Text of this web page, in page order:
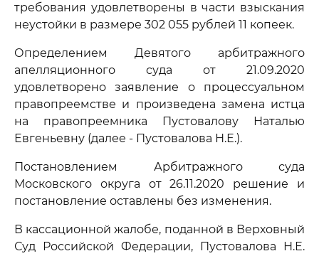
требования удовлетворены в части взыскания
неустойки в размере 302 055 рублей 11 копеек.
Определением Девятого арбитражного
апелляционного суда от 21.09.2020
удовлетворено заявление о процессуальном
правопреемстве и произведена замена истца
на правопреемника Пустовалову Наталью
Евгеньевну (далее - Пустовалова Н.Е.).
Постановлением Арбитражного суда
Московского округа от 26.11.2020 решение и
постановление оставлены без изменения.
В кассационной жалобе, поданной в Верховный
Суд Российской Федерации, Пустовалова Н.Е.